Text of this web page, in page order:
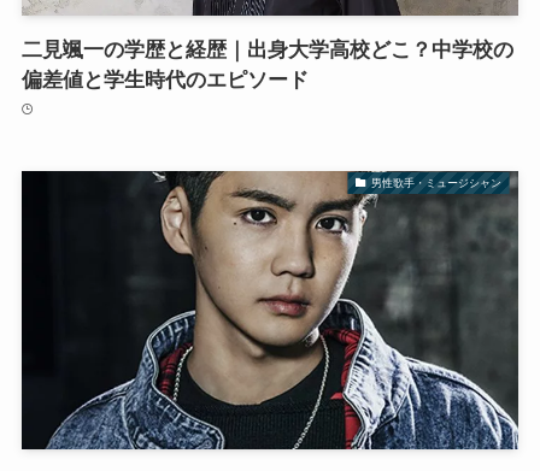
二見颯一の学歴と経歴｜出身大学高校どこ？中学校の
偏差値と学生時代のエピソード
男性歌手・ミュージシャン